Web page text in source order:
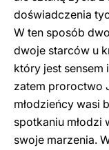
doświadczenia
W ten sposób
dwoje starców u
który jest sensem
zatem proroctwo
młodzieńcy wasi
spotkaniu młodzi
swoje marzenia.